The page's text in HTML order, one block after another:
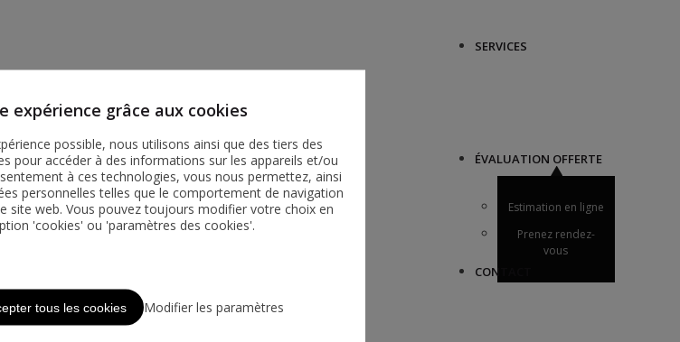
SERVICES
ÉVALUATION OFFERTE
Estimation en ligne
Prenez rendez-
vous
CONTACT
expérience grâce aux cookies
possible, nous utilisons ainsi que des tiers des
pour accéder à des informations sur les appareils et/ou
à ces technologies, vous nous permettez, ainsi
personnelles telles que le comportement de navigation
site web. Vous pouvez toujours modifier votre choix en
'cookies' ou 'paramètres des cookies'.
tous les cookies Modifier les paramètres